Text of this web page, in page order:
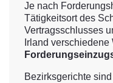
Je nach
Tätigkeitsort des
Vertragsschlusses
Irland verschiedene
Bezirksgerichte